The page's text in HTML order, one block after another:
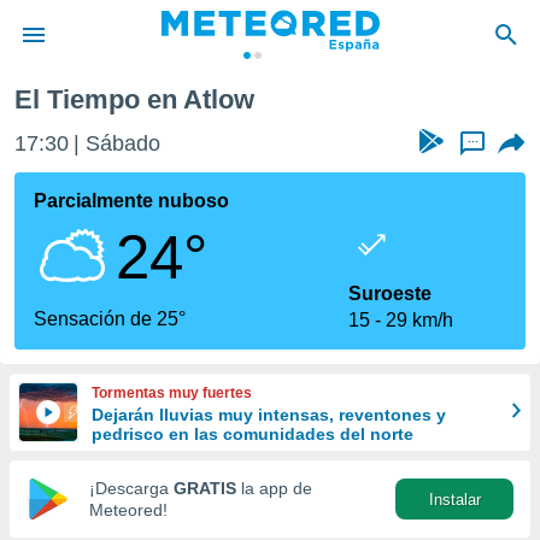
de
por
se
calidad.
a este
las
y
forma
digital
basada
El Tiempo en Atlow
17:30 Sábado ...
Parcialmente nuboso
24°
Sensación de 25°
Suroeste
15
29 km/h
Tormentas muy fuertes
Dejarán lluvias muy intensas, reventones y
pedrisco en las comunidades del norte
¡Descarga GRATIS la app de
Meteored!
Instalar